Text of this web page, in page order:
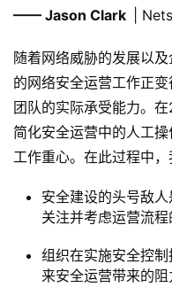
—— Jason Clark |
随着网络威胁的发展以
的网络安全运营工作正
团队的实际承受能力。
简化安全运营中的人工
工作重心。在此过程中，
安全建设的头号敌
关注并考虑运营流程
组织在实施安全控
来安全运营带来的阻